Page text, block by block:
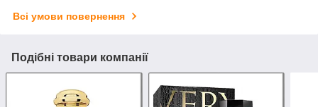
Всі умови повернення
Подібні товари компанії